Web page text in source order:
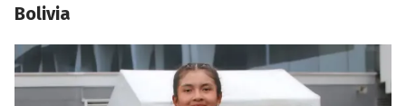
Bolivia